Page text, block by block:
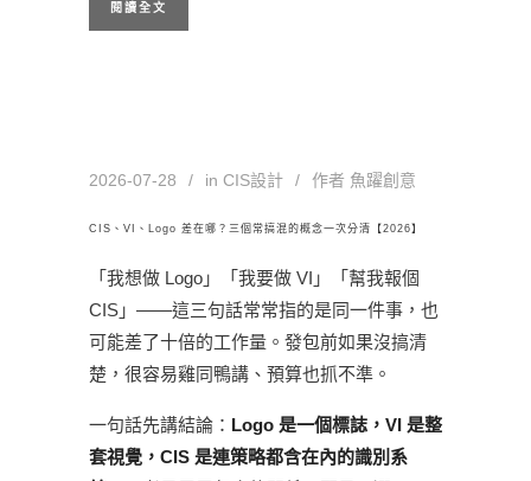
閱讀全文
2026-07-28 in CIS設計 作者 魚躍創意
CIS、VI、Logo 差在哪？三個常搞混的概念一次分清【2026】
「我想做 Logo」「我要做 VI」「幫我報個
CIS」——這三句話常常指的是同一件事，也
可能差了十倍的工作量。發包前如果沒搞清
楚，很容易雞同鴨講、預算也抓不準。
一句話先講結論： Logo 是一個標誌，VI 是整
套視覺，CIS 是連策略都含在內的識別系